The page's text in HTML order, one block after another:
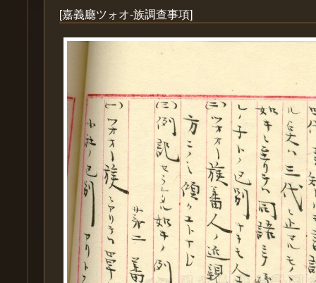
[嘉義廳ツォオ-族調查事項]